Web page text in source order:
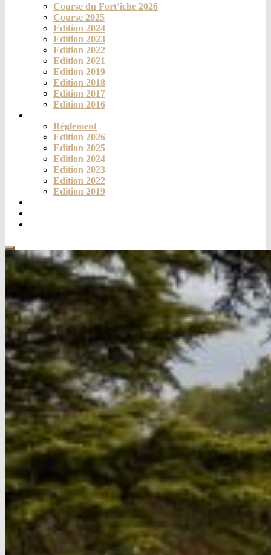
Course du Fort’iche 2026
Course 2025
Edition 2024
Edition 2023
Edition 2022
Edition 2021
Edition 2019
Edition 2018
Edition 2017
Edition 2016
Réglement
Edition 2026
Edition 2025
Edition 2024
Edition 2023
Edition 2022
Edition 2019